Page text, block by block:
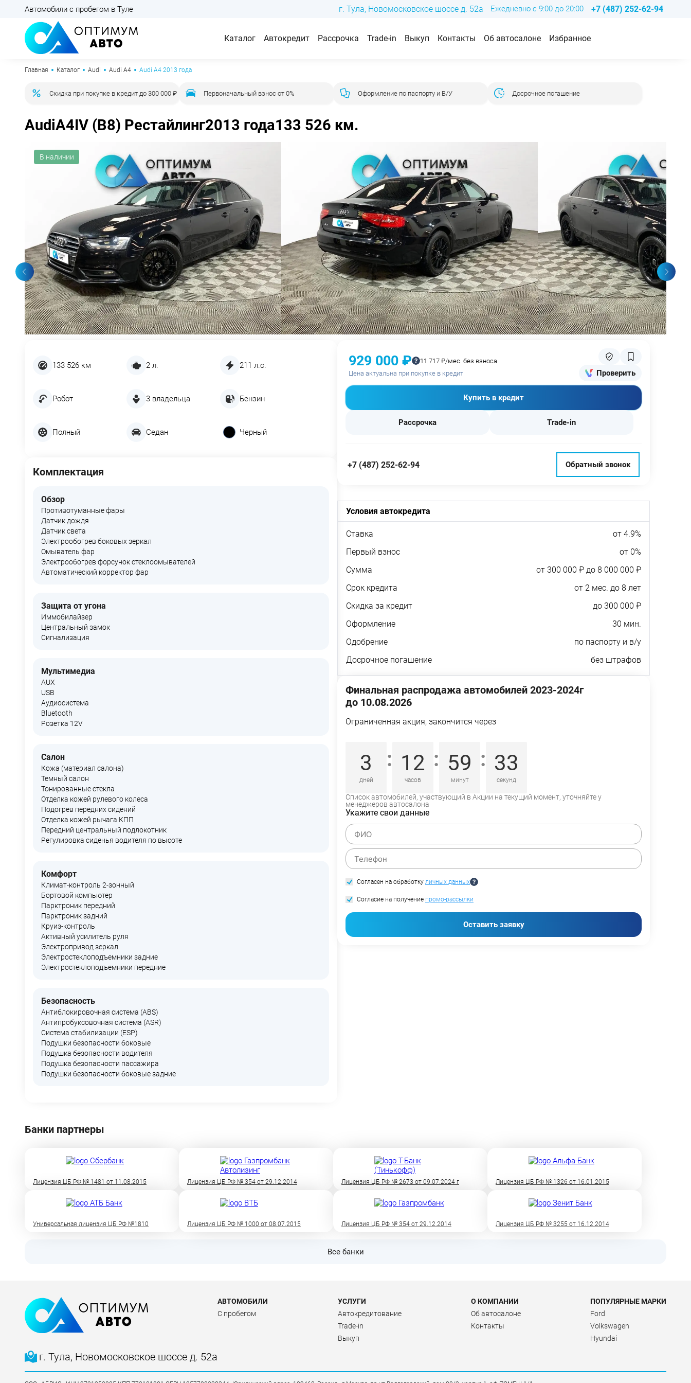
Автомобили с пробегом в Туле г. Тула, Новомосковское шоссе д. 52а Ежедневно с 9:00 до 20:00 +7 (487) 252-62-94
Каталог Автокредит Рассрочка Trade-in Выкуп Контакты Об автосалоне Избранное
Главная Каталог Audi Audi A4 Audi A4 2013 года
Скидка при покупке в кредит до 300 000 ₽ Первоначальный взнос от 0% Оформление по паспорту и В/У Досрочное погашение
AudiA4IV (B8) Рестайлинг2013 года133 526 км.
В наличии
133 526 км 2 л. 211 л.с.
Робот 3 владельца Бензин
Полный Седан Черный
Комплектация
Обзор
Противотуманные фары
Датчик дождя
Датчик света
Электрообогрев боковых зеркал
Омыватель фар
Электрообогрев форсунок стеклоомывателей
Автоматический корректор фар
Защита от угона
Иммобилайзер
Центральный замок
Сигнализация
Мультимедиа
AUX
USB
Аудиосистема
Bluetooth
Розетка 12V
Салон
Кожа (материал салона)
Темный салон
Тонированные стекла
Отделка кожей рулевого колеса
Подогрев передних сидений
Отделка кожей рычага КПП
Передний центральный подлокотник
Регулировка сиденья водителя по высоте
Комфорт
Климат-контроль 2-зонный
Бортовой компьютер
Парктроник передний
Парктроник задний
Круиз-контроль
Активный усилитель руля
Электропривод зеркал
Электростеклоподъемники задние
Электростеклоподъемники передние
Безопасность
Антиблокировочная система (ABS)
Антипробуксовочная система (ASR)
Система стабилизации (ESP)
Подушки безопасности боковые
Подушка безопасности водителя
Подушка безопасности пассажира
Подушки безопасности боковые задние
929 000 ₽
11 717 ₽/мес. без взноса
Цена актуальна при покупке в кредит
Проверить
Купить в кредит
Рассрочка Trade-in
+7 (487) 252-62-94 Обратный звонок
Условия автокредита
Ставка
от 4.9%
Первый взнос
от 0%
Сумма
от 300 000 ₽ до 8 000 000 ₽
Срок кредита
от 2 мес. до 8 лет
Скидка за кредит
до 300 000 ₽
Оформление
30 мин.
Одобрение
по паспорту и в/у
Досрочное погашение
без штрафов
Финальная распродажа автомобилей 2023-2024г
до 10.08.2026
Ограниченная акция, закончится через
3
дней
: 12
часов
: 59
минут
: 33
секунд
Список автомобилей, участвующий в Акции на текущий момент, уточняйте у
менеджеров автосалона
Укажите свои данные
Согласен на обработку личных данных
Согласие на получение промо-рассылки
Оставить заявку
Банки партнеры
Лицензия ЦБ РФ № 1481 от 11.08.2015 Лицензия ЦБ РФ № 354 от 29.12.2014 Лицензия ЦБ РФ № 2673 от 09.07.2024 г Лицензия ЦБ РФ № 1326 от 16.01.2015
Универсальная лицензия ЦБ РФ №1810 Лицензия ЦБ РФ № 1000 от 08.07.2015 Лицензия ЦБ РФ № 354 от 29.12.2014 Лицензия ЦБ РФ № 3255 от 16.12.2014
Все банки
АВТОМОБИЛИ
C пробегом
УСЛУГИ
Автокредитование
Trade-in
Выкуп
О КОМПАНИИ
Об автосалоне
Контакты
ПОПУЛЯРНЫЕ МАРКИ
Ford
Volkswagen
Hyundai
г. Тула, Новомосковское шоссе д. 52а